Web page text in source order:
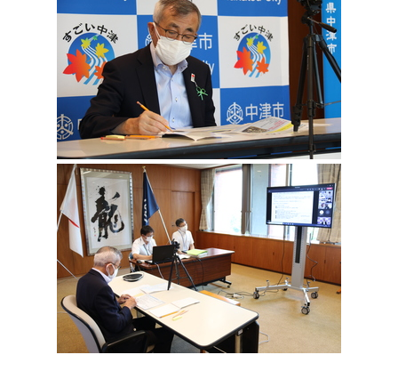
四季のイベント・祭り
移住・定住
地方創生・地域活性化 広報・広聴
行政・計画